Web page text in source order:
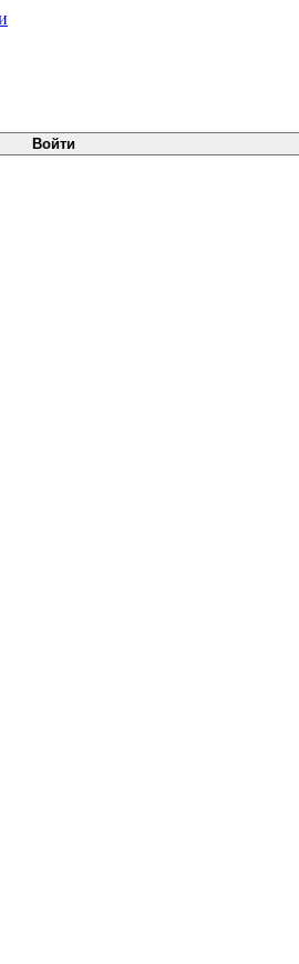
Войти